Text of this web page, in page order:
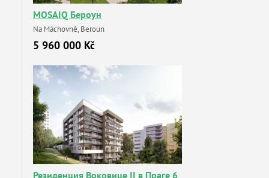
MOSAIQ Бероун
Na Máchovně, Beroun
5 960 000 Kč
Резиденция Воковице II в Праге 6